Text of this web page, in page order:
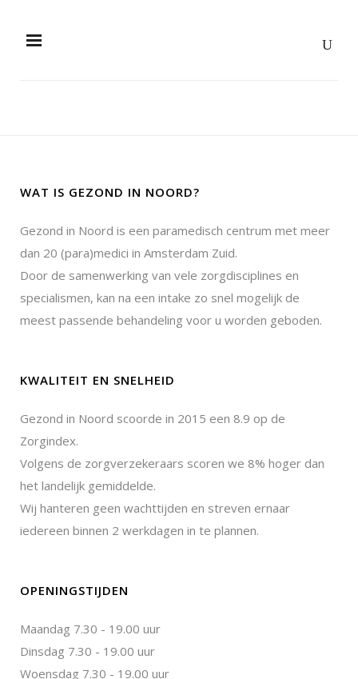
WAT IS GEZOND IN NOORD?
Gezond in Noord is een paramedisch centrum met meer
dan 20 (para)medici in Amsterdam Zuid.
Door de samenwerking van vele zorgdisciplines en
specialismen, kan na een intake zo snel mogelijk de
meest passende behandeling voor u worden geboden.
KWALITEIT EN SNELHEID
Gezond in Noord scoorde in 2015 een 8.9 op de
Zorgindex.
Volgens de zorgverzekeraars scoren we 8% hoger dan
het landelijk gemiddelde.
Wij hanteren geen wachttijden en streven ernaar
iedereen binnen 2 werkdagen in te plannen.
OPENINGSTIJDEN
Maandag 7.30 - 19.00 uur
Dinsdag 7.30 - 19.00 uur
Woensdag 7.30 - 19.00 uur